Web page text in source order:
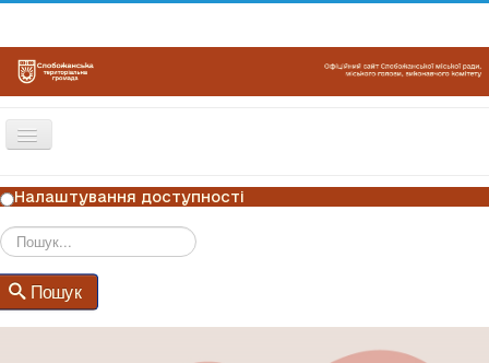
Перемикач
ГОЛОВНА
НОВИНИ
ОГОЛОШЕННЯ
ГРАФІКИ ПРИЙОМУ
Налаштування доступності
Пошук